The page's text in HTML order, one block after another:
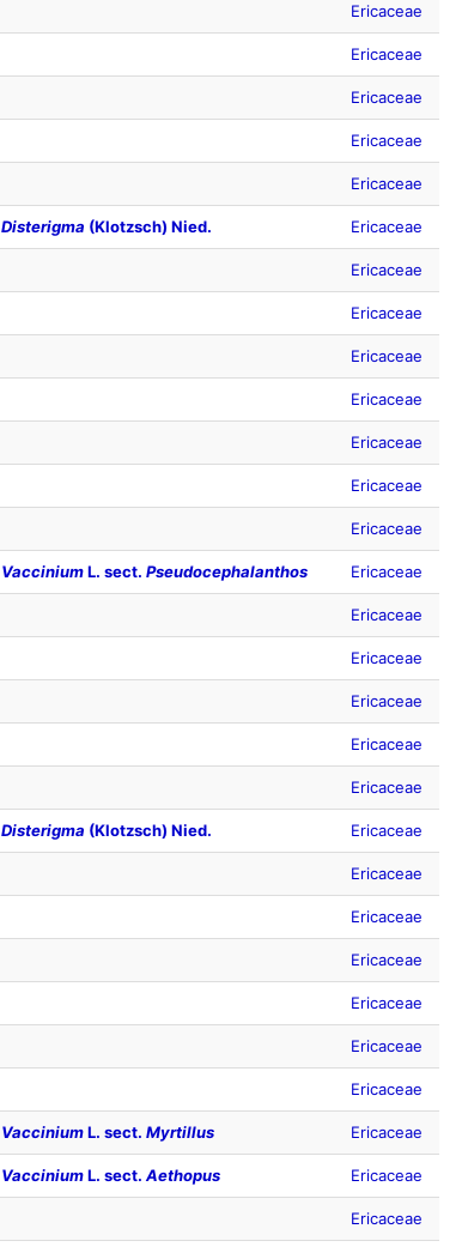
Ericaceae
Ericaceae
Ericaceae
Ericaceae
Ericaceae
Disterigma (Klotzsch) Nied. Ericaceae
Ericaceae
Ericaceae
Ericaceae
Ericaceae
Ericaceae
Ericaceae
Ericaceae
VacciniumL. sect. Pseudocephalanthos Ericaceae
Ericaceae
Ericaceae
Ericaceae
Ericaceae
Ericaceae
Disterigma (Klotzsch) Nied. Ericaceae
Ericaceae
Ericaceae
Ericaceae
Ericaceae
Ericaceae
Ericaceae
VacciniumL. sect. Myrtillus Ericaceae
VacciniumL. sect. Aethopus Ericaceae
Ericaceae